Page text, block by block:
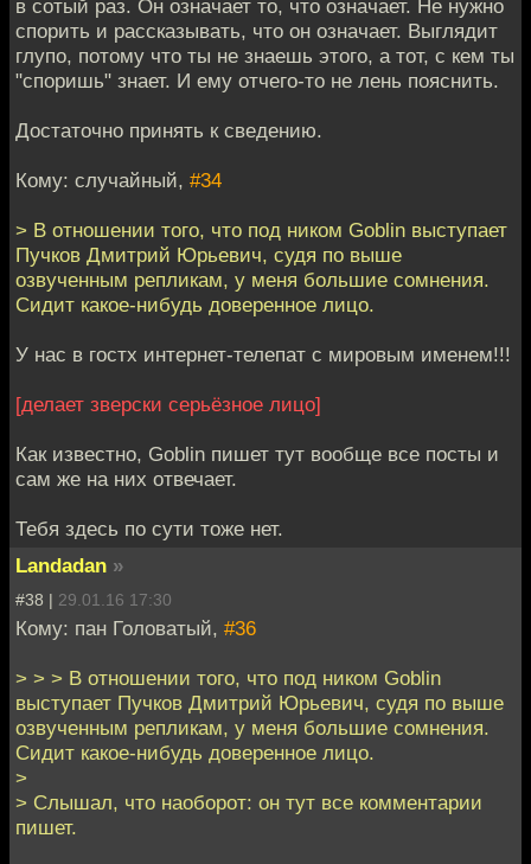
в сотый раз. Он означает то, что означает. Не нужно
спорить и рассказывать, что он означает. Выглядит
глупо, потому что ты не знаешь этого, а тот, с кем ты
"споришь" знает. И ему отчего-то не лень пояснить.
Достаточно принять к сведению.
Кому: случайный, #34
> В отношении того, что под ником Goblin выступает
Пучков Дмитрий Юрьевич, судя по выше
озвученным репликам, у меня большие сомнения.
Сидит какое-нибудь доверенное лицо.
У нас в гостх интернет-телепат с мировым именем!!!
[делает зверски серьёзное лицо]
Как известно, Goblin пишет тут вообще все посты и
сам же на них отвечает.
Тебя здесь по сути тоже нет.
Landadan »
#38 | 29.01.16 17:30
Кому: пан Головатый, #36
> > > В отношении того, что под ником Goblin
выступает Пучков Дмитрий Юрьевич, судя по выше
озвученным репликам, у меня большие сомнения.
Сидит какое-нибудь доверенное лицо.
>
> Слышал, что наоборот: он тут все комментарии
пишет.